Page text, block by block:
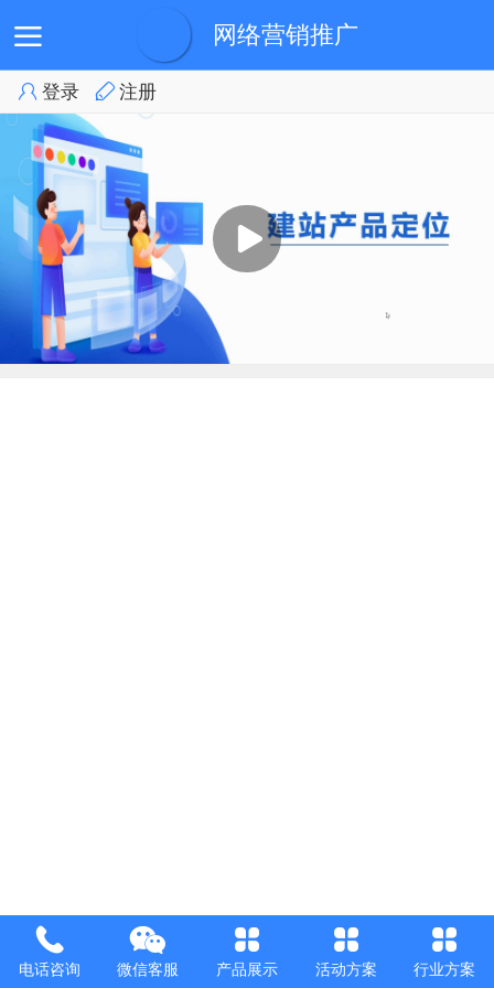
网络营销推广
首页 会员登录
登录 注册
电话咨询 微信客服 产品展示 活动方案 行业方案